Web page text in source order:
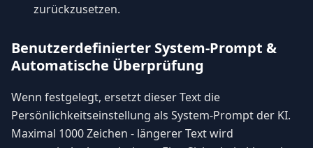
zurückzusetzen.
Benutzerdefinierter System-Prompt &
Automatische Überprüfung
Wenn festgelegt, ersetzt dieser Text die
Persönlichkeitseinstellung als System-Prompt der KI.
Maximal 1000 Zeichen - längerer Text wird